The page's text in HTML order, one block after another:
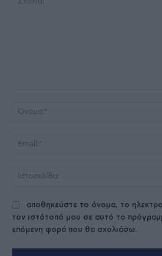
αποθηκεύστε το όνομα, το
τον ιστότοπό μου σε αυτό το
επόμενη φορά που θα σχολιάσω.